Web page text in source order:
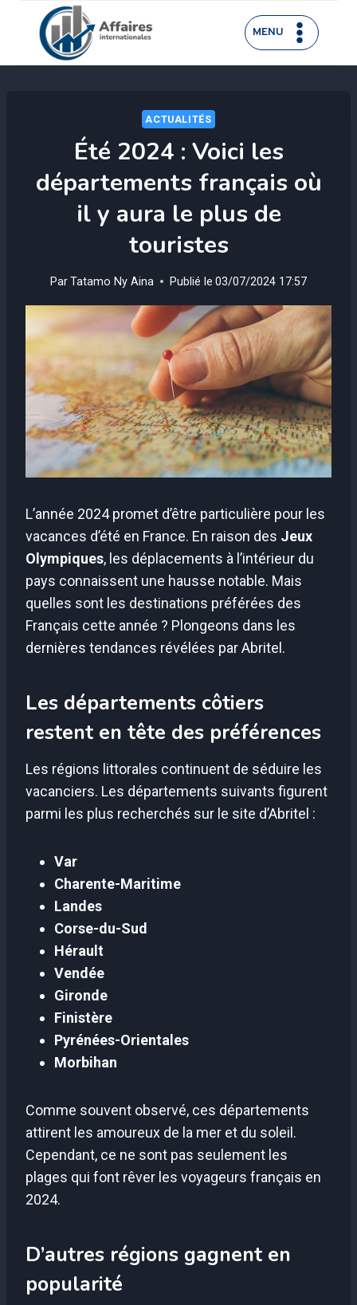
contenu
MENU
ACTUALITÉS
Été 2024 : Voici les
départements français où
il y aura le plus de
touristes
ParTatamo Ny Aina Publié le 03/07/2024 17:57
L’année 2024 promet d’être particulière pour les
vacances d’été en France. En raison des Jeux
Olympiques, les déplacements à l’intérieur du
pays connaissent une hausse notable. Mais
quelles sont les destinations préférées des
Français cette année ? Plongeons dans les
dernières tendances révélées par Abritel.
Les départements côtiers
restent en tête des préférences
Les régions littorales continuent de séduire les
vacanciers. Les départements suivants figurent
parmi les plus recherchés sur le site d’Abritel :
Var
Charente-Maritime
Landes
Corse-du-Sud
Hérault
Vendée
Gironde
Finistère
Pyrénées-Orientales
Morbihan
Comme souvent observé, ces départements
attirent les amoureux de la mer et du soleil.
Cependant, ce ne sont pas seulement les
plages qui font rêver les voyageurs français en
2024.
D’autres régions gagnent en
popularité